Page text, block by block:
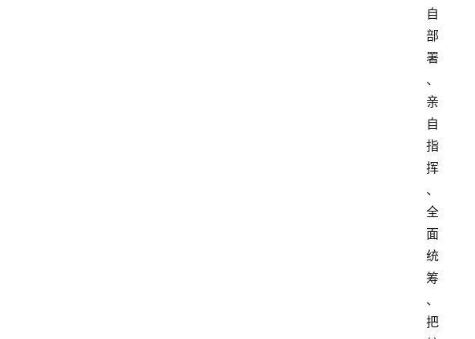
自
部
署
、
亲
自
指
挥
、
全
面
统
筹
、
把